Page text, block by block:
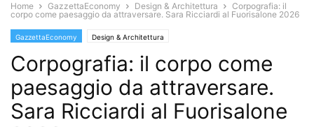
Home GazzettaEconomy Design & Architettura
Corpografia: il
corpo come paesaggio da attraversare. Sara Ricciardi al Fuorisalone 2026
GazzettaEconomy Design & Architettura
Corpografia: il corpo come
paesaggio da attraversare.
Sara Ricciardi al Fuorisalone